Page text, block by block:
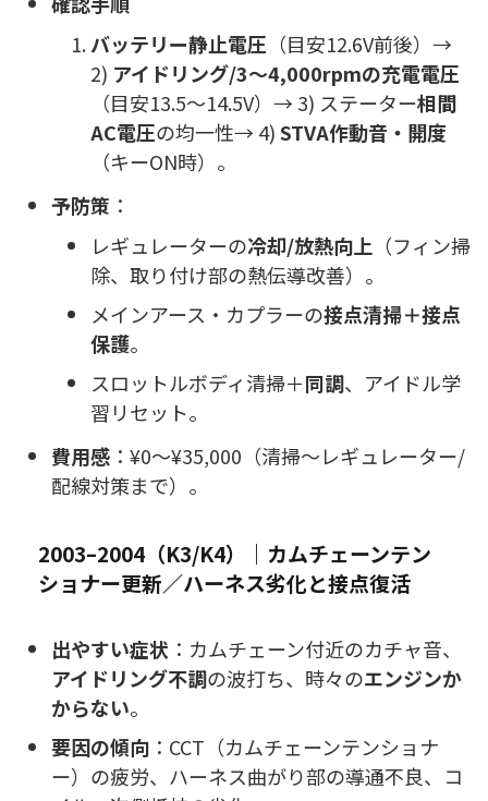
バッテリー静止電圧 （目安12.6V前後）→
2) アイドリング/3〜4,000rpmの充電電圧
（目安13.5〜14.5V）→ 3) ステーター相間
AC電圧の均一性→ 4)STVA作動音・開度
（キーON時）。
予防策 ：
レギュレーターの冷却/放熱向上 （フィン掃
除、取り付け部の熱伝導改善）。
メインアース・カプラーの接点清掃＋接点
保護。
スロットルボディ清掃＋同調、アイドル学
習リセット。
費用感 ：¥0〜¥35,000（清掃〜レギュレーター/
配線対策まで）。
2003–2004（K3/K4）｜カムチェーンテン
ショナー更新／ハーネス劣化と接点復活
出やすい症状 ：カムチェーン付近のカチャ音、
アイドリング不調の波打ち、時々のエンジンか
からない。
要因の傾向 ：CCT（カムチェーンテンショナ
ー）の疲労、ハーネス曲がり部の導通不良、コ